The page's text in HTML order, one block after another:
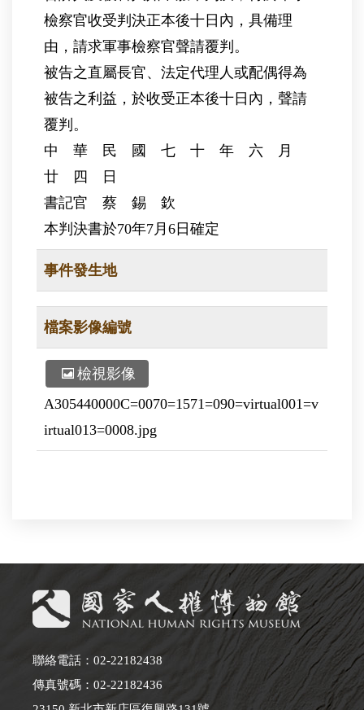
檢察官收受判決正本後十日內，具備理
由，請求軍事檢察官聲請覆判。
被告之直屬長官、法定代理人或配偶得為
被告之利益，於收受正本後十日內，聲請
覆判。
中 華 民 國 七 十 年 六 月
廿 四 日
書記官 蔡 錫 欽
本判決書於70年7月6日確定
事件發生地
檔案影像編號
檢視影像
A305440000C=0070=1571=090=virtual001=v
irtual013=0008.jpg
聯絡電話：02-22182438
傳真號碼：02-22182436